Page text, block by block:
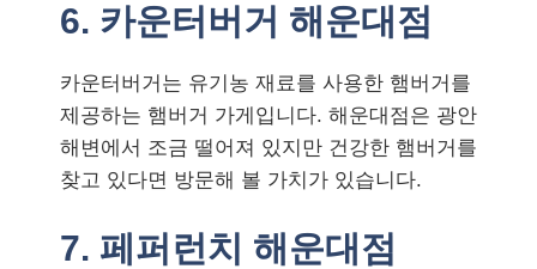
6. 카운터버거 해운대점
카운터버거는 유기농 재료를 사용한 햄버거를
제공하는 햄버거 가게입니다. 해운대점은 광안
해변에서 조금 떨어져 있지만 건강한 햄버거를
찾고 있다면 방문해 볼 가치가 있습니다.
7. 페퍼런치 해운대점